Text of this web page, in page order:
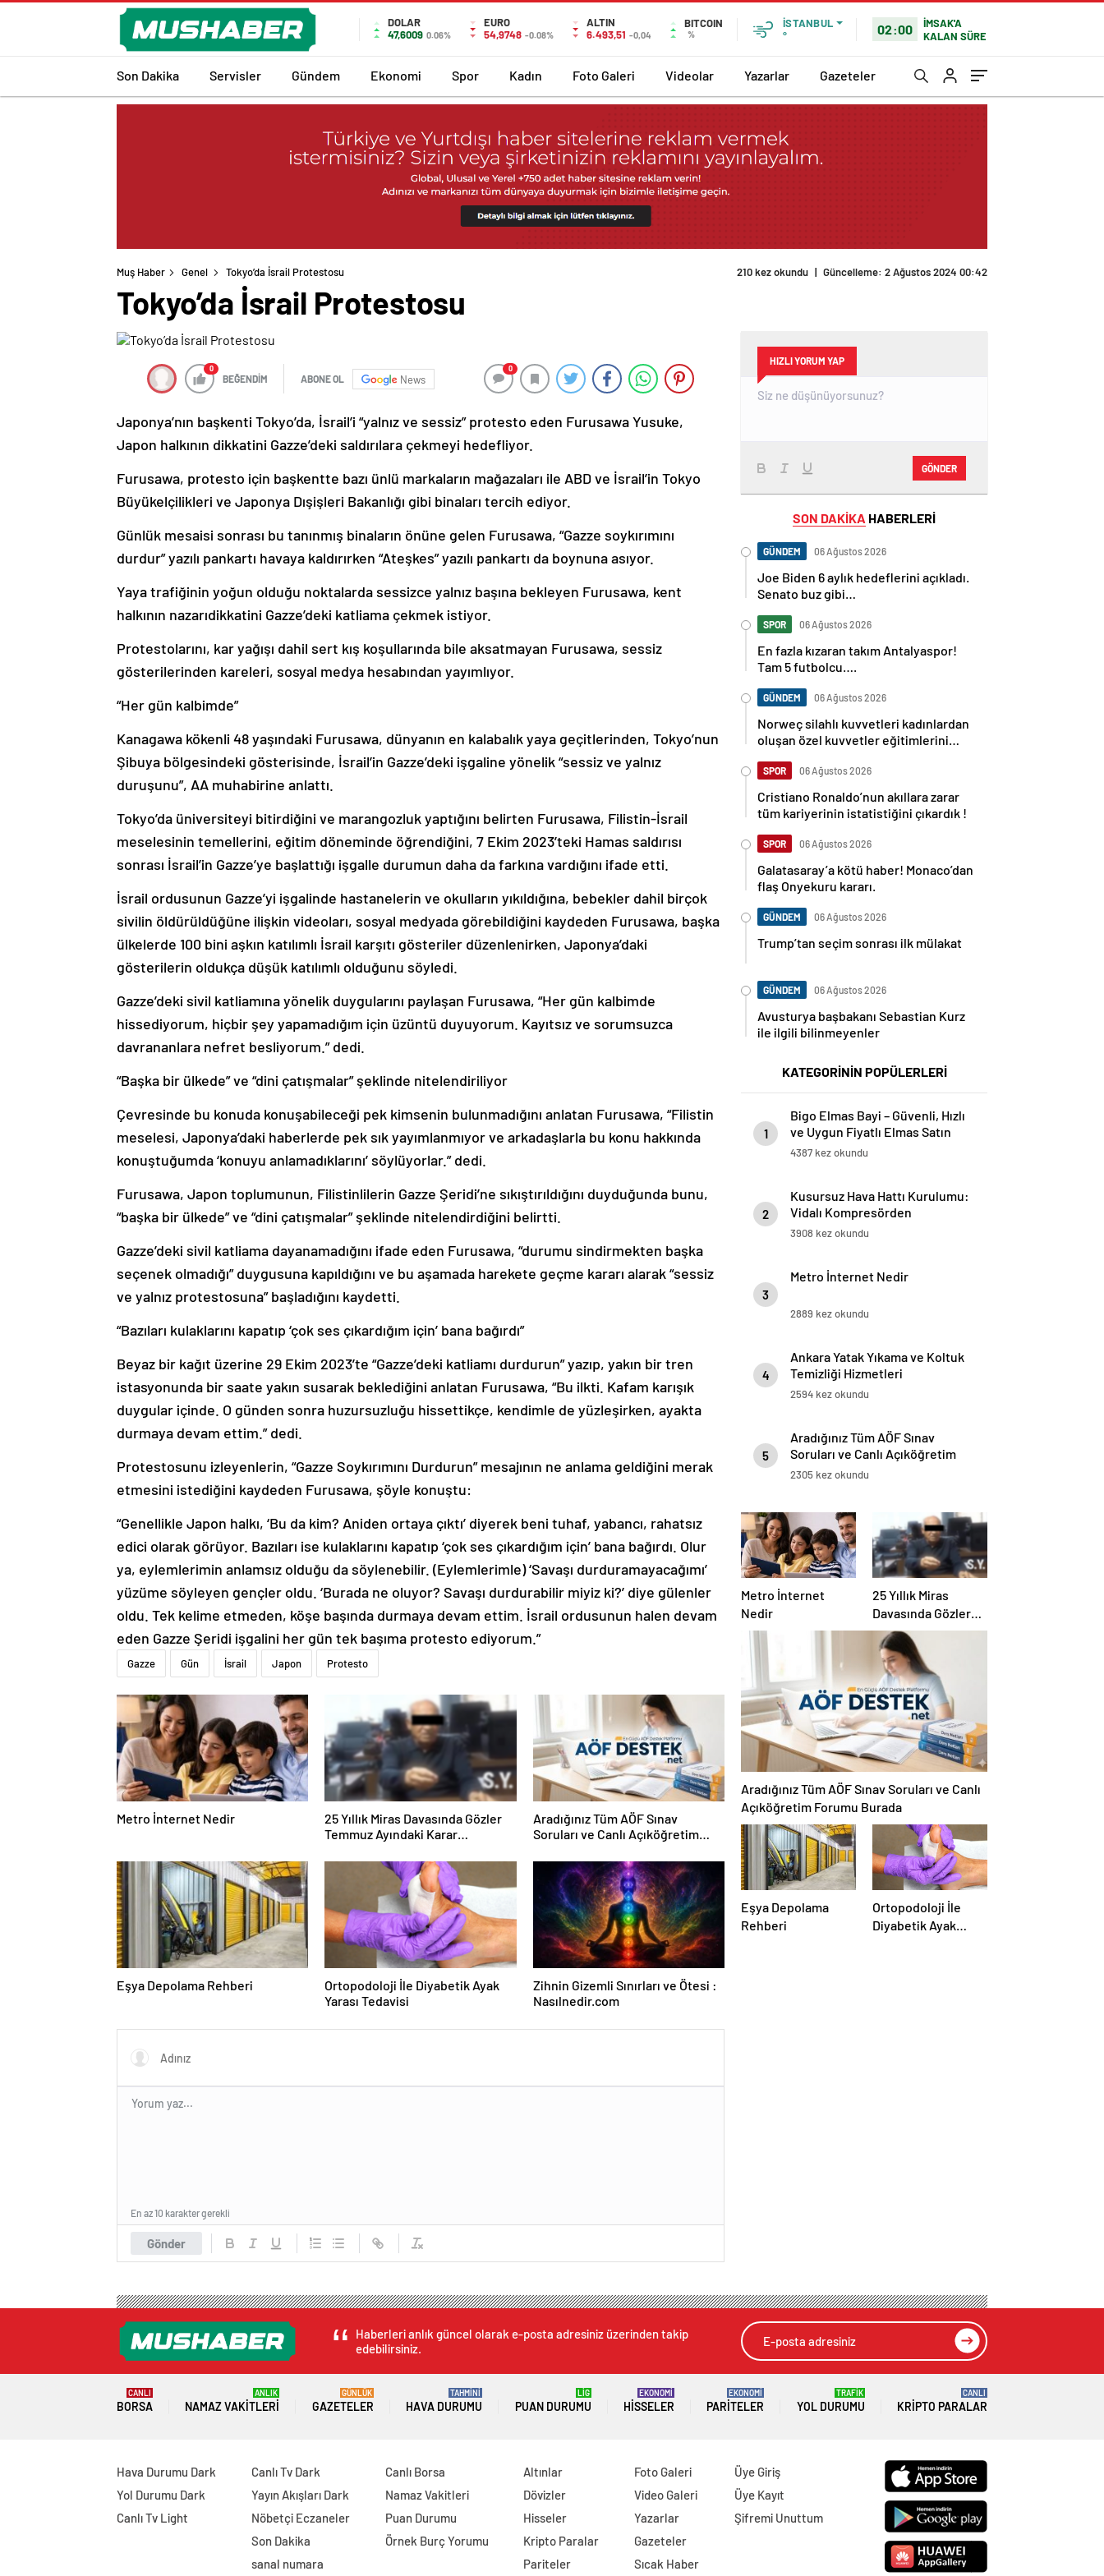
DOLAR
47,6009 0.06%
EURO
54,9748 -0.08%
ALTIN
6.493,51 -0,04
BITCOIN
%
İSTANBUL
°
02:00
İMSAK'A
KALAN SÜRE
Son Dakika Servisler Gündem Ekonomi Spor Kadın Foto Galeri Videolar Yazarlar Gazeteler
Muş Haber Genel Tokyo’da İsrail Protestosu 210 kez okundu | Güncelleme: 2 Ağustos 2024 00:42
Tokyo’da İsrail Protestosu
0
BEĞENDİM ABONE OL News
0
Japonya’nın başkenti Tokyo’da, İsrail’i “yalnız ve sessiz” protesto eden Furusawa Yusuke,
Japon halkının dikkatini Gazze’deki saldırılara çekmeyi hedefliyor.
Furusawa, protesto için başkentte bazı ünlü markaların mağazaları ile ABD ve İsrail’in Tokyo
Büyükelçilikleri ve Japonya Dışişleri Bakanlığı gibi binaları tercih ediyor.
Günlük mesaisi sonrası bu tanınmış binaların önüne gelen Furusawa, “Gazze soykırımını
durdur” yazılı pankartı havaya kaldırırken “Ateşkes” yazılı pankartı da boynuna asıyor.
Yaya trafiğinin yoğun olduğu noktalarda sessizce yalnız başına bekleyen Furusawa, kent
halkının nazarıdikkatini Gazze’deki katliama çekmek istiyor.
Protestolarını, kar yağışı dahil sert kış koşullarında bile aksatmayan Furusawa, sessiz
gösterilerinden kareleri, sosyal medya hesabından yayımlıyor.
“Her gün kalbimde”
Kanagawa kökenli 48 yaşındaki Furusawa, dünyanın en kalabalık yaya geçitlerinden, Tokyo’nun
Şibuya bölgesindeki gösterisinde, İsrail’in Gazze’deki işgaline yönelik “sessiz ve yalnız
duruşunu”, AA muhabirine anlattı.
Tokyo’da üniversiteyi bitirdiğini ve marangozluk yaptığını belirten Furusawa, Filistin-İsrail
meselesinin temellerini, eğitim döneminde öğrendiğini, 7 Ekim 2023’teki Hamas saldırısı
sonrası İsrail’in Gazze’ye başlattığı işgalle durumun daha da farkına vardığını ifade etti.
İsrail ordusunun Gazze’yi işgalinde hastanelerin ve okulların yıkıldığına, bebekler dahil birçok
sivilin öldürüldüğüne ilişkin videoları, sosyal medyada görebildiğini kaydeden Furusawa, başka
ülkelerde 100 bini aşkın katılımlı İsrail karşıtı gösteriler düzenlenirken, Japonya’daki
gösterilerin oldukça düşük katılımlı olduğunu söyledi.
Gazze’deki sivil katliamına yönelik duygularını paylaşan Furusawa, “Her gün kalbimde
hissediyorum, hiçbir şey yapamadığım için üzüntü duyuyorum. Kayıtsız ve sorumsuzca
davrananlara nefret besliyorum.” dedi.
“Başka bir ülkede” ve “dini çatışmalar” şeklinde nitelendiriliyor
Çevresinde bu konuda konuşabileceği pek kimsenin bulunmadığını anlatan Furusawa, “Filistin
meselesi, Japonya’daki haberlerde pek sık yayımlanmıyor ve arkadaşlarla bu konu hakkında
konuştuğumda ‘konuyu anlamadıklarını’ söylüyorlar.” dedi.
Furusawa, Japon toplumunun, Filistinlilerin Gazze Şeridi’ne sıkıştırıldığını duyduğunda bunu,
“başka bir ülkede” ve “dini çatışmalar” şeklinde nitelendirdiğini belirtti.
Gazze’deki sivil katliama dayanamadığını ifade eden Furusawa, “durumu sindirmekten başka
seçenek olmadığı” duygusuna kapıldığını ve bu aşamada harekete geçme kararı alarak “sessiz
ve yalnız protestosuna” başladığını kaydetti.
“Bazıları kulaklarını kapatıp ‘çok ses çıkardığım için’ bana bağırdı”
Beyaz bir kağıt üzerine 29 Ekim 2023’te “Gazze’deki katliamı durdurun” yazıp, yakın bir tren
istasyonunda bir saate yakın susarak beklediğini anlatan Furusawa, “Bu ilkti. Kafam karışık
duygular içinde. O günden sonra huzursuzluğu hissettikçe, kendimle de yüzleşirken, ayakta
durmaya devam ettim.” dedi.
Protestosunu izleyenlerin, “Gazze Soykırımını Durdurun” mesajının ne anlama geldiğini merak
etmesini istediğini kaydeden Furusawa, şöyle konuştu:
“Genellikle Japon halkı, ‘Bu da kim? Aniden ortaya çıktı’ diyerek beni tuhaf, yabancı, rahatsız
edici olarak görüyor. Bazıları ise kulaklarını kapatıp ‘çok ses çıkardığım için’ bana bağırdı. Olur
ya, eylemlerimin anlamsız olduğu da söylenebilir. (Eylemlerimle) ‘Savaşı durduramayacağımı’
yüzüme söyleyen gençler oldu. ‘Burada ne oluyor? Savaşı durdurabilir miyiz ki?’ diye gülenler
oldu. Tek kelime etmeden, köşe başında durmaya devam ettim. İsrail ordusunun halen devam
eden Gazze Şeridi işgalini her gün tek başıma protesto ediyorum.”
Gazze Gün İsrail Japon Protesto
Metro İnternet Nedir
25 Yıllık Miras Davasında Gözler
Temmuz Ayındaki Karar
Aradığınız Tüm AÖF Sınav
Soruları ve Canlı Açıköğretim
Eşya Depolama Rehberi
Ortopodoloji İle Diyabetik Ayak
Yarası Tedavisi
Zihnin Gizemli Sınırları ve Ötesi :
Nasılnedir.com
Gönder
En az 10 karakter gerekli
HIZLI YORUM YAP
GÖNDER
SON DAKİKA HABERLERİ
GÜNDEM 06 Ağustos 2026
Joe Biden 6 aylık hedeflerini açıkladı.
Senato buz gibi…
SPOR 06 Ağustos 2026
En fazla kızaran takım Antalyaspor!
Tam 5 futbolcu….
GÜNDEM 06 Ağustos 2026
Norweç silahlı kuvvetleri kadınlardan
oluşan özel kuvvetler eğitimlerini
SPOR 06 Ağustos 2026
Cristiano Ronaldo’nun akıllara zarar
tüm kariyerinin istatistiğini çıkardık !
SPOR 06 Ağustos 2026
Galatasaray’a kötü haber! Monaco’dan
flaş Onyekuru kararı.
GÜNDEM 06 Ağustos 2026
Trump’tan seçim sonrası ilk mülakat
GÜNDEM 06 Ağustos 2026
Avusturya başbakanı Sebastian Kurz
ile ilgili bilinmeyenler
KATEGORİNİN POPÜLERLERİ
1
Bigo Elmas Bayi – Güvenli, Hızlı
ve Uygun Fiyatlı Elmas Satın
Almanın Yeni Adresi
4387 kez okundu
2
Kusursuz Hava Hattı Kurulumu:
Vidalı Kompresörden
Tabancaya Tam Performans
3908 kez okundu
3
Metro İnternet Nedir
2889 kez okundu
4
Ankara Yatak Yıkama ve Koltuk
Temizliği Hizmetleri
2594 kez okundu
5
Aradığınız Tüm AÖF Sınav
Soruları ve Canlı Açıköğretim
Forumu Burada
2305 kez okundu
Metro İnternet
Nedir
25 Yıllık Miras
Davasında Gözler
Temmuz Ayındaki
Karar Duruşmasına
Çevrildi
Aradığınız Tüm AÖF Sınav Soruları ve Canlı
Açıköğretim Forumu Burada
Eşya Depolama
Rehberi
Ortopodoloji İle
Diyabetik Ayak
Haberleri anlık güncel olarak e-posta adresiniz üzerinden takip
edebilirsiniz.
BORSA
CANLI
NAMAZ VAKITLERI
ANLIK
GAZETELER
GÜNLÜK
HAVA DURUMU
TAHMİNİ
PUAN DURUMU
LİG
HISSELER
EKONOMİ
PARITELER
EKONOMİ
YOL DURUMU
TRAFİK
KRIPTO PARALAR
CANLI
Hava Durumu Dark
Yol Durumu Dark
Canlı Tv Light
Canlı Tv Dark
Yayın Akışları Dark
Nöbetçi Eczaneler
Son Dakika
sanal numara
Canlı Borsa
Namaz Vakitleri
Puan Durumu
Örnek Burç Yorumu
Altınlar
Dövizler
Hisseler
Kripto Paralar
Pariteler
Foto Galeri
Video Galeri
Yazarlar
Gazeteler
Sıcak Haber
Üye Giriş
Üye Kayıt
Şifremi Unuttum